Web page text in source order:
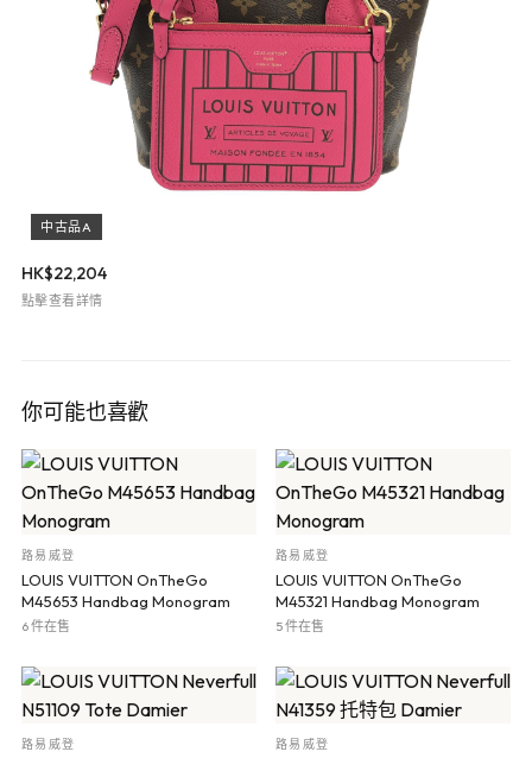
中古品A
HK$22,204
點擊查看詳情
你可能也喜歡
路易威登
LOUIS VUITTON OnTheGo
M45653 Handbag Monogram
6 件在售
路易威登
LOUIS VUITTON OnTheGo
M45321 Handbag Monogram
5 件在售
路易威登 路易威登